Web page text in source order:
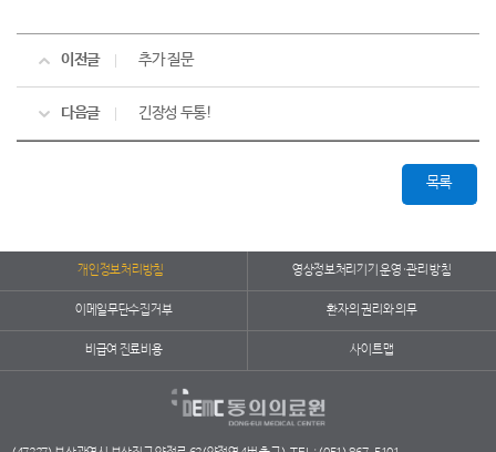
이전글 추가 질문
다음글 긴장성 두통!
목록
개인정보처리방침 영상정보처리기기 운영·관리 방침
이메일무단수집거부 환자의 권리와 의무
비급여 진료비용 사이트맵